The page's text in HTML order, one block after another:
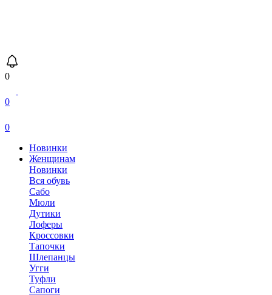
0
0
0
Новинки
Женщинам
Новинки
Вся обувь
Сабо
Мюли
Дутики
Лоферы
Кроссовки
Тапочки
Шлепанцы
Угги
Туфли
Сапоги